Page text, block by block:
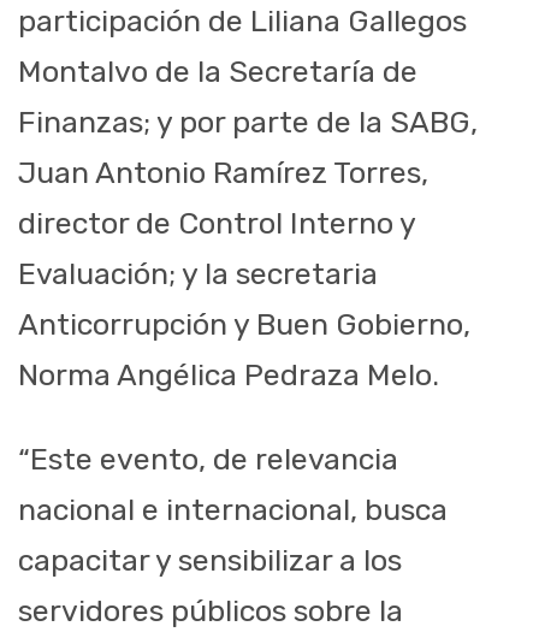
participación de Liliana Gallegos
Montalvo de la Secretaría de
Finanzas; y por parte de la SABG,
Juan Antonio Ramírez Torres,
director de Control Interno y
Evaluación; y la secretaria
Anticorrupción y Buen Gobierno,
Norma Angélica Pedraza Melo.
“Este evento, de relevancia
nacional e internacional, busca
capacitar y sensibilizar a los
servidores públicos sobre la